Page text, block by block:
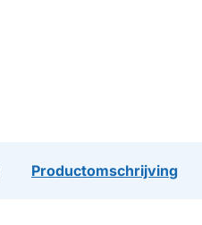
Productomschrijving